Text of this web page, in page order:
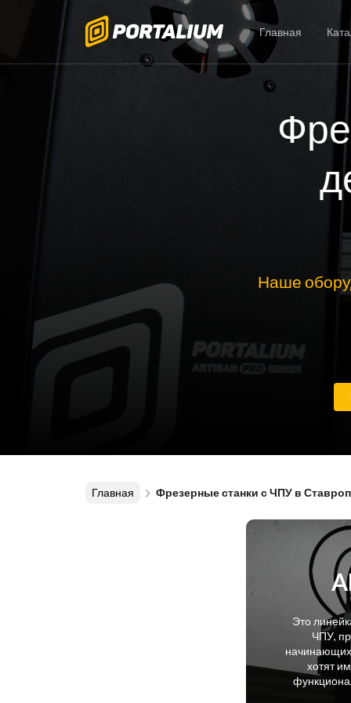
Главная
Наше
Главная Фрезерные станки с ЧПУ в
Это
ЧПУ,
начинающих
хотят